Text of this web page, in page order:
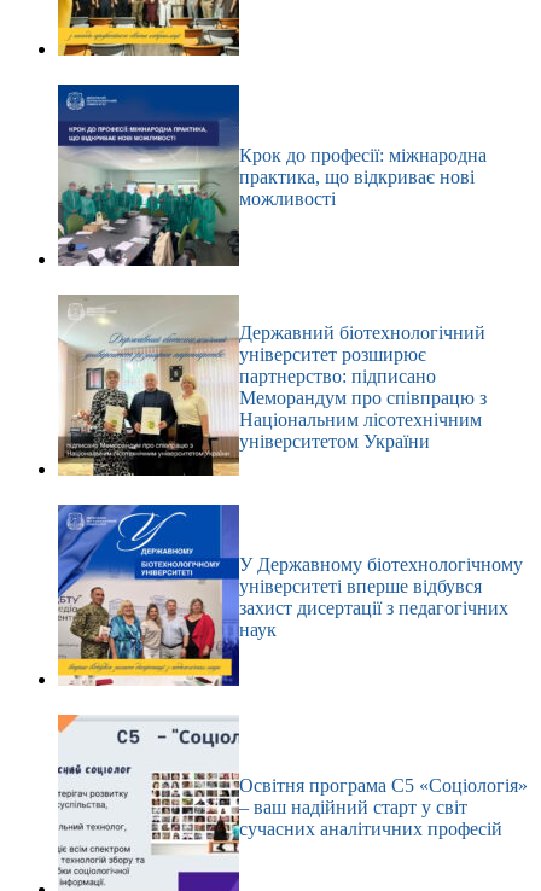
Крок до професії: міжнародна
практика, що відкриває нові
можливості
Державний біотехнологічний
університет розширює
партнерство: підписано
Меморандум про співпрацю з
Національним лісотехнічним
університетом України
У Державному біотехнологічному
університеті вперше відбувся
захист дисертації з педагогічних
наук
Освітня програма С5 «Соціологія»
– ваш надійний старт у світ
сучасних аналітичних професій